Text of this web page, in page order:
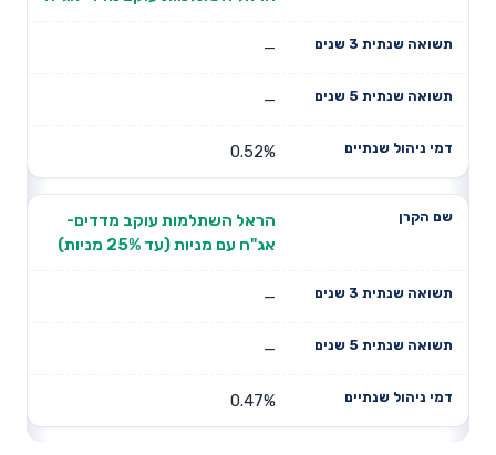
—
—
0.52%
הראל השתלמות עוקב מדדים-
אג"ח עם מניות (עד 25% מניות)
—
—
0.47%